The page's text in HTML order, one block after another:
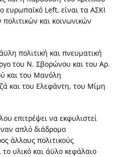
Left, είναι τα ΑΣΚΙ
και κοινωνικών
πολιτική και πνευματική
του Ν. Σβορώνου και του Αρ.
και του Μανόλη
και του Ελεφάντη, του Μίμη
επιτρέψει να εκφυλιστεί
απλό διάδρομο
άλλους πολιτικούς
υλικό και άϋλο κεφάλαιο